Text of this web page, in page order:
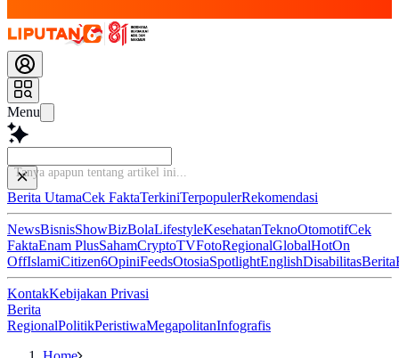
Menu
Tanya apapun tentang a
Berita UtamaCek FaktaTerkiniTerpopulerRekomendasi
NewsBisnisShowBizBolaLifestyleKesehatanTeknoOtomotifCek
FaktaEnam PlusSahamCryptoTVFotoRegionalGlobalHotOn
OffIslamiCitizen6OpiniFeedsOtosiaSpotlightEnglishDisabilitasBerita
KontakKebijakan Privasi
Berita
RegionalPolitikPeristiwaMegapolitanInfografis